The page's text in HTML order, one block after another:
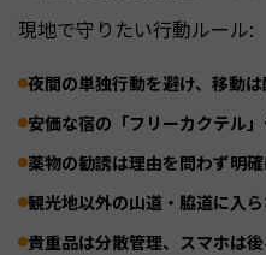
現地で守りたい行動ルール:
夜間の単独行動を避け、移動
安価な宿の「フリーカクテル
薬物の勧誘は理由を問わず明
観光地以外の山道・脇道に入
貴重品は分散管理、スマホは